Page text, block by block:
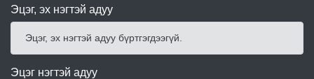
Эцэг, эх нэгтэй адуу
Эцэг, эх нэгтэй адуу бүртгэгдээгүй.
Эцэг нэгтэй адуу